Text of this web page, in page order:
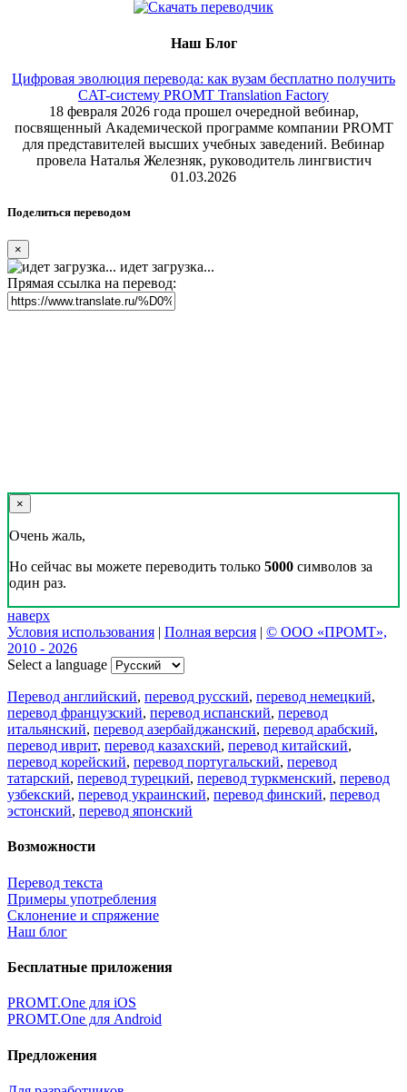
Наш Блог
Цифровая эволюция перевода: как вузам бесплатно получить
CAT-систему PROMT Translation Factory
18 февраля 2026 года прошел очередной вебинар,
посвященный Академической программе компании PROMT
для представителей высших учебных заведений. Вебинар
провела Наталья Железняк, руководитель лингвистич
01.03.2026
Поделиться переводом
×
идет загрузка...
Прямая ссылка на перевод:
×
Очень жаль,
Но сейчас вы можете переводить только 5000 символов за
один раз.
наверх
Условия использования | Полная версия | © ООО «ПРОМТ»,
2010 - 2026
Select a language
Перевод английский, перевод русский, перевод немецкий,
перевод французский, перевод испанский, перевод
итальянский, перевод азербайджанский, перевод арабский,
перевод иврит, перевод казахский, перевод китайский,
перевод корейский, перевод португальский, перевод
татарский, перевод турецкий, перевод туркменский, перевод
узбекский, перевод украинский, перевод финский, перевод
эстонский, перевод японский
Возможности
Перевод текста
Примеры употребления
Склонение и спряжение
Наш блог
Бесплатные приложения
PROMT.One для iOS
PROMT.One для Android
Предложения